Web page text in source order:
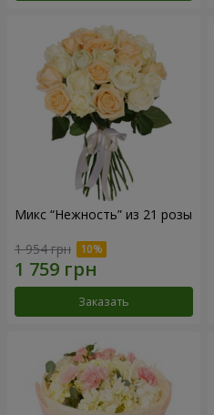
Микс “Нежность” из 21 розы
1 954 грн
Заказать